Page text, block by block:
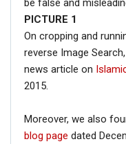
be false and
PICTURE 1
On cropping and
reverse Image
news article on
2015.
Moreover, we also
blog page dated